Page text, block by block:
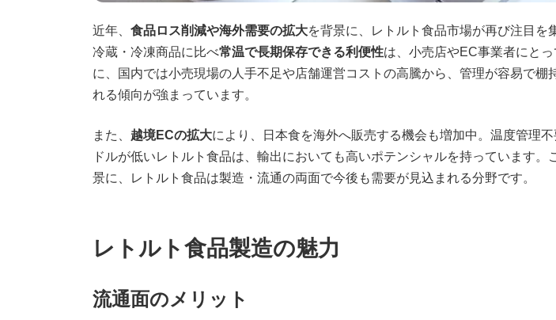
近年、 食品ロス削減や海外需要の拡大を背景に、レトルト食品市場が再び注目を
冷蔵・冷凍商品に比べ常温で長期保存できる利便性は、小売店やEC事業者にと
に、国内では小売現場の人手不足や店舗運営コストの高騰から、管理が容易で棚
れる傾向が強まっています。
また、 越境ECの拡大により、日本食を海外へ販売する機会も増加中。温度管理
ドルが低いレトルト食品は、輸出においても高いポテンシャルを持っています。
景に、レトルト食品は製造・流通の両面で今後も需要が見込まれる分野です。
レトルト食品製造の魅力
流通面のメリット